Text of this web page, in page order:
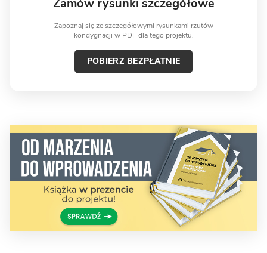
Zamów rysunki szczegółowe
Zapoznaj się ze szczegółowymi rysunkami rzutów
kondygnacji w PDF dla tego projektu.
POBIERZ BEZPŁATNIE